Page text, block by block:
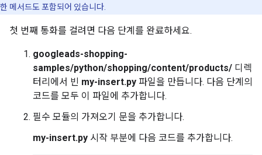
한 메서드도 포함되어 있습니다.
첫 번째 통화를 걸려면 다음 단계를 완료하세요.
googleads-shopping-
samples/python/shopping/content/products/ 디렉
터리에서 빈 my-insert.py 파일을 만듭니다. 다음 단계의
코드를 모두 이 파일에 추가합니다.
필수 모듈의 가져오기 문을 추가합니다.
my-insert.py 시작 부분에 다음 코드를 추가합니다.